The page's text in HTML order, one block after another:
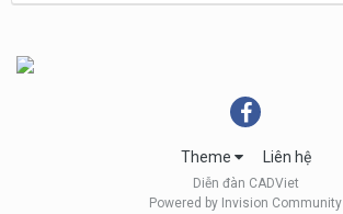
Theme Liên hệ
Diễn đàn CADViet
Powered by Invision Community